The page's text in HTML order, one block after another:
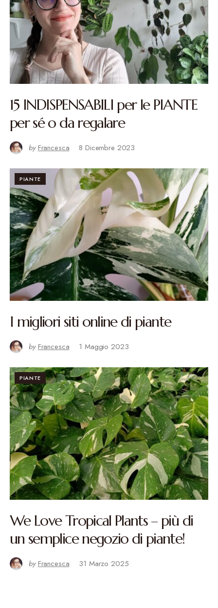
15 INDISPENSABILI per le PIANTE
per sé o da regalare
by Francesca 8 Dicembre 2023
PIANTE
I migliori siti online di piante
by Francesca 1 Maggio 2023
PIANTE
We Love Tropical Plants – più di
un semplice negozio di piante!
by Francesca 31 Marzo 2025